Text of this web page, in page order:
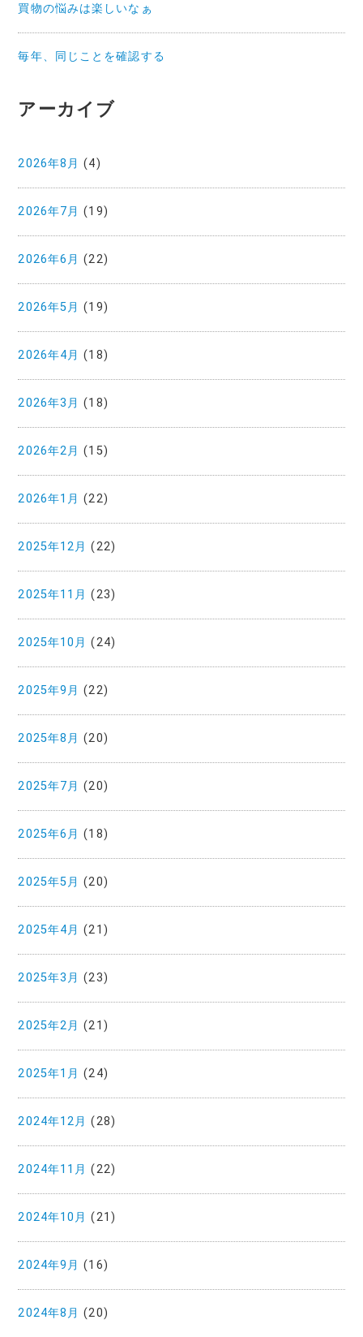
買物の悩みは楽しいなぁ
毎年、同じことを確認する
アーカイブ
2026年8月 (4)
2026年7月 (19)
2026年6月 (22)
2026年5月 (19)
2026年4月 (18)
2026年3月 (18)
2026年2月 (15)
2026年1月 (22)
2025年12月 (22)
2025年11月 (23)
2025年10月 (24)
2025年9月 (22)
2025年8月 (20)
2025年7月 (20)
2025年6月 (18)
2025年5月 (20)
2025年4月 (21)
2025年3月 (23)
2025年2月 (21)
2025年1月 (24)
2024年12月 (28)
2024年11月 (22)
2024年10月 (21)
2024年9月 (16)
2024年8月 (20)